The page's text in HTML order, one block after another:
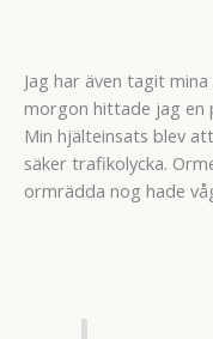
Jag har även tagit
morgon hittade jag en
Min hjälteinsats blev
säker trafikolycka.
ormrädda nog hade